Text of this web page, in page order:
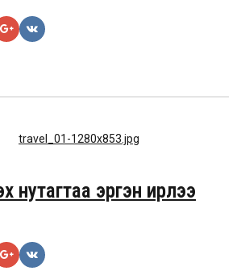
нутагтаа эргэн ирлээ